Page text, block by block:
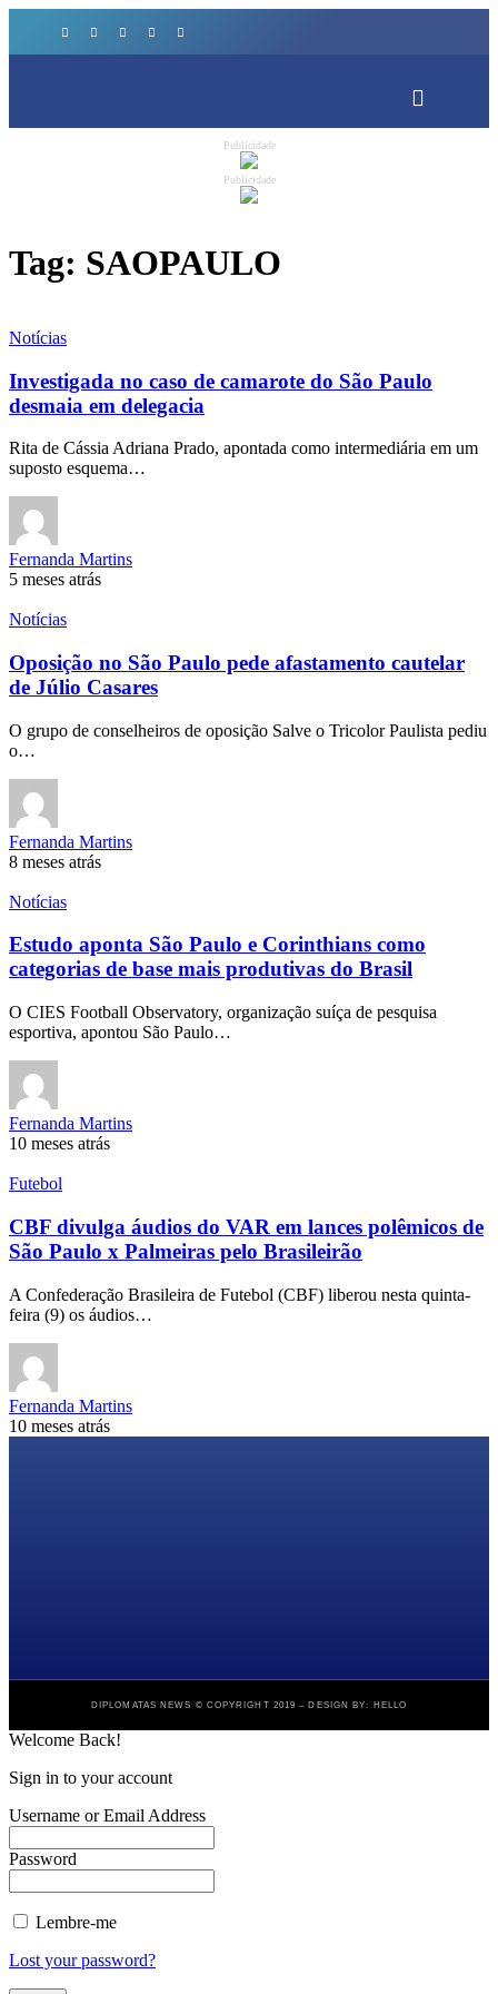
Publicidade
Publicidade
Tag: SAOPAULO
Notícias
Investigada no caso de camarote do São Paulo
desmaia em delegacia
Rita de Cássia Adriana Prado, apontada como intermediária em um
suposto esquema…
Fernanda Martins
5 meses atrás
Notícias
Oposição no São Paulo pede afastamento cautelar
de Júlio Casares
O grupo de conselheiros de oposição Salve o Tricolor Paulista pediu
o…
Fernanda Martins
8 meses atrás
Notícias
Estudo aponta São Paulo e Corinthians como
categorias de base mais produtivas do Brasil
O CIES Football Observatory, organização suíça de pesquisa
esportiva, apontou São Paulo…
Fernanda Martins
10 meses atrás
Futebol
CBF divulga áudios do VAR em lances polêmicos de
São Paulo x Palmeiras pelo Brasileirão
A Confederação Brasileira de Futebol (CBF) liberou nesta quinta-
feira (9) os áudios…
Fernanda Martins
10 meses atrás
DIPLOMATAS NEWS © COPYRIGHT 2019 – DESIGN BY: HELLO
Welcome Back!
Sign in to your account
Username or Email Address
Password
Lembre-me
Lost your password?